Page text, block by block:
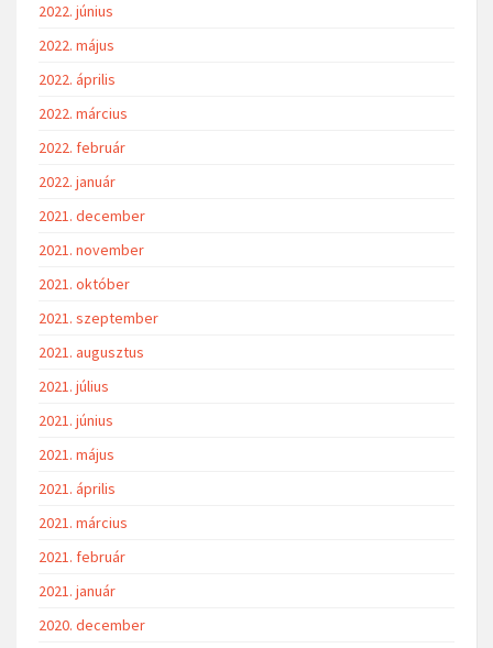
2022. június
2022. május
2022. április
2022. március
2022. február
2022. január
2021. december
2021. november
2021. október
2021. szeptember
2021. augusztus
2021. július
2021. június
2021. május
2021. április
2021. március
2021. február
2021. január
2020. december